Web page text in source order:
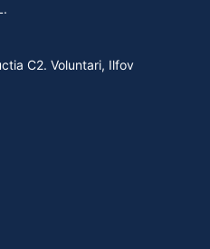
C2. Voluntari, Ilfov